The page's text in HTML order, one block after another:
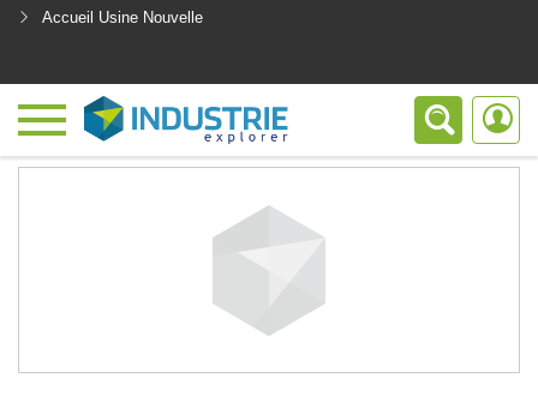
Accueil Usine Nouvelle